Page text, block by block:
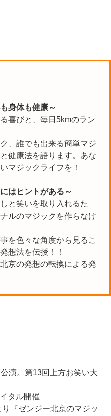
身体も健康～
喜びと、毎日5kmのラン
、誰でも出来る簡単マジ
健康法を語ります。あな
マジックライフを！
はヒントがある～
と笑いを取り入れるた
ルのマジックを作らなけ
を色々な角度から見るこ
想法を伝授！！
京の発想の転換による発
演。第13回上方お笑い大
タル開催
『ゼンジー北京のマジッ